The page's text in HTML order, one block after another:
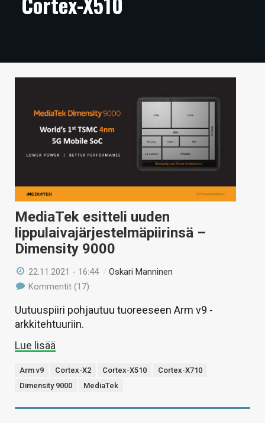
ARTIKKELIT
TECHBBS
HINTA.FI
HAKU
MediaTek esitteli uuden
lippulaivajärjestelmäpiirinsä –
Dimensity 9000
22.11.2021 - 16:44 /Oskari Manninen
Kommentit (17)
Uutuuspiiri pohjautuu tuoreeseen Arm v9 -
arkkitehtuuriin.
Lue lisää
Arm v9 Cortex-X2 Cortex-X510
Cortex-X710
Dimensity 9000
MediaTek